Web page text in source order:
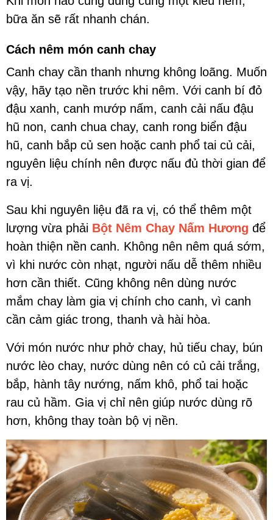
bữa ăn sẽ rất nhanh chán.
Cách nêm món canh chay
Canh chay cần thanh nhưng không loãng. Muốn
vậy, hãy tạo nền trước khi nêm. Với canh bí đỏ
đậu xanh, canh mướp nấm, canh cải nấu đậu
hũ non, canh chua chay, canh rong biển đậu
hũ, canh bắp củ sen hoặc canh phổ tai củ cải,
nguyên liệu chính nên được nấu đủ thời gian để
ra vị.
Sau khi nguyên liệu đã ra vị, có thể thêm một
lượng vừa phải Bột Nêm Chay Nấm Hương để
hoàn thiện nền canh. Không nên nêm quá sớm,
vì khi nước còn nhạt, người nấu dễ thêm nhiều
hơn cần thiết. Cũng không nên dùng nước
mắm chay làm gia vị chính cho canh, vì canh
cần cảm giác trong, thanh và hài hòa.
Với món nước như phở chay, hủ tiếu chay, bún
nước lèo chay, nước dùng nên có củ cải trắng,
bắp, hành tây nướng, nấm khô, phổ tai hoặc
rau củ hầm. Gia vị chỉ nên giúp nước dùng rõ
hơn, không thay toàn bộ vị nền.